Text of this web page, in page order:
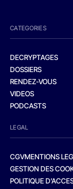
CATEGORIES
DECRYPTAGES
DOSSIERS
RENDEZ-VOUS
VIDEOS
PODCASTS
LEGAL
CGVMENTIONS
GESTION DES
POLITIQUE